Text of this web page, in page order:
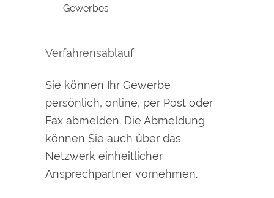
Gewerbes
Verfahrensablauf
Sie können Ihr Gewerbe
persönlich, online, per Post oder
Fax abmelden. Die Abmeldung
können Sie auch über das
Netzwerk einheitlicher
Ansprechpartner vornehmen.